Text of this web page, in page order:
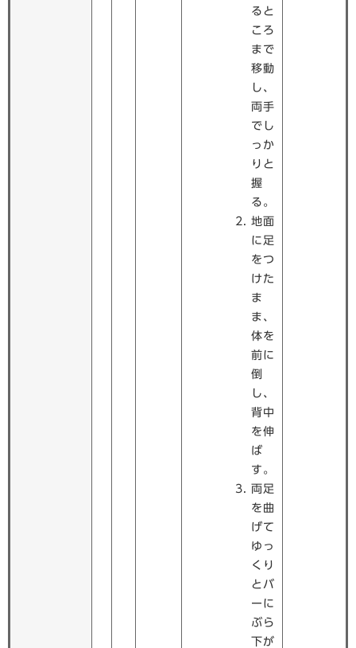
ると
ころ
まで
移動
し、
両手
でし
っか
りと
握
る。
地面
に足
をつ
けた
ま
ま、
体を
前に
倒
し、
背中
を伸
ば
す。
両足
を曲
げて
ゆっ
くり
とバ
ーに
ぶら
下が